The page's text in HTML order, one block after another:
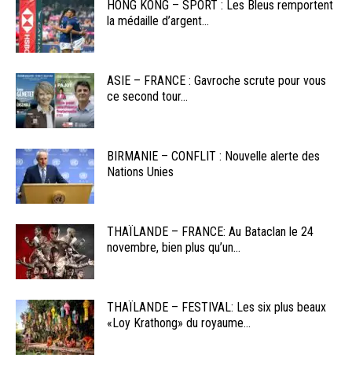
HONG KONG – SPORT : Les Bleus remportent
la médaille d’argent...
ASIE – FRANCE : Gavroche scrute pour vous
ce second tour...
BIRMANIE – CONFLIT : Nouvelle alerte des
Nations Unies
THAÏLANDE – FRANCE: Au Bataclan le 24
novembre, bien plus qu’un...
THAÏLANDE – FESTIVAL: Les six plus beaux
«Loy Krathong» du royaume...